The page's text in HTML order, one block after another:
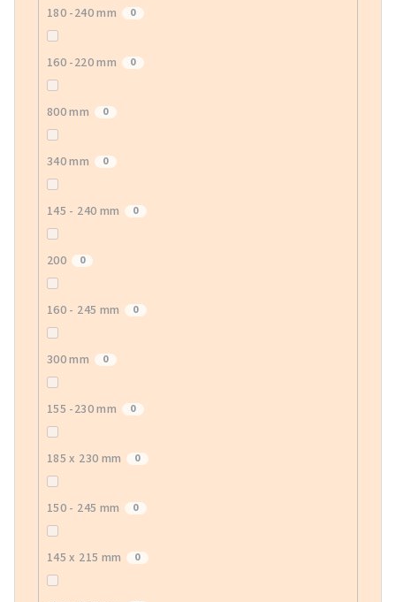
180 -240 mm 0
160 -220 mm 0
800 mm 0
340 mm 0
145 - 240 mm 0
200 0
160 - 245 mm 0
300 mm 0
155 -230 mm 0
185 x 230 mm 0
150 - 245 mm 0
145 x 215 mm 0